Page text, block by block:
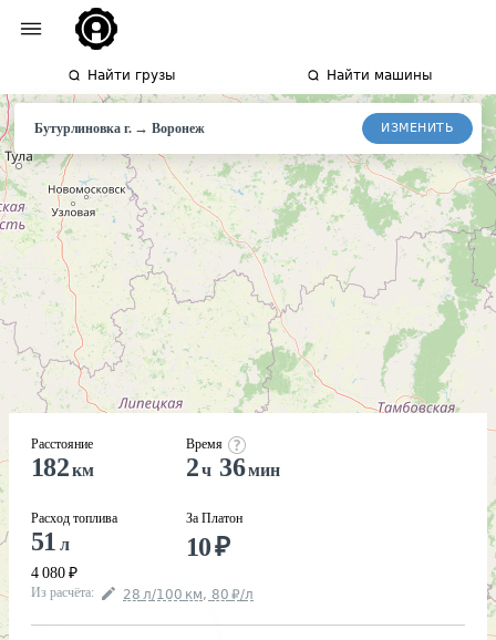
Найти грузы Найти машины
Бутурлиновка г.→Воронеж ИЗМЕНИТЬ
Расстояние
182км
Расход топлива
51 л
4 080 ₽
Время
2 ч 36мин
За Платон
10₽
Из расчёта: 28 л/100 км, 80 ₽/л